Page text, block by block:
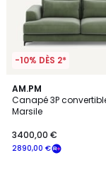
-10% DÈS 2*
AM.PM
Canapé 3P
Marsile
2890,00 €
3400,00 €
17
Couleurs